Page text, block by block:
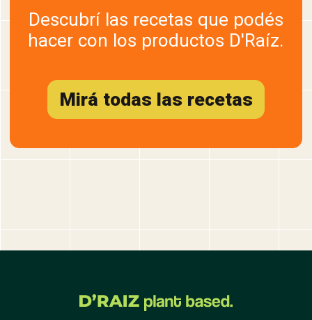
Descubrí las recetas que podés
hacer con los productos D'Raíz.
Mirá todas las recetas